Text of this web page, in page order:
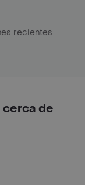
recientes
cerca de